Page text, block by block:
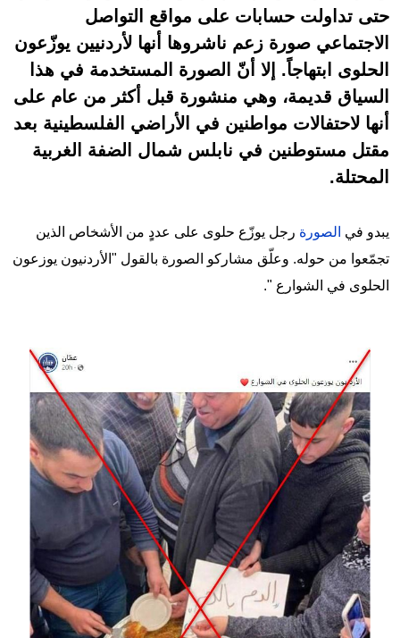
حتى تداولت حسابات على مواقع التواصل
الاجتماعي صورة زعم ناشروها أنها لأردنيين يوزّعون
الحلوى ابتهاجاً. إلا أنّ الصورة المستخدمة في هذا
السياق قديمة، وهي منشورة قبل أكثر من عام على
أنها لاحتفالات مواطنين في الأراضي الفلسطينية بعد
مقتل مستوطنين في نابلس شمال الضفة الغربية
المحتلة.
يبدو في الصورة رجل يوزّع حلوى على عددٍِ من الأشخاص الذين
تجمّعوا من حوله. وعلّق مشاركو الصورة بالقول "الأردنيون يوزعون
الحلوى في الشوارع ".
Image